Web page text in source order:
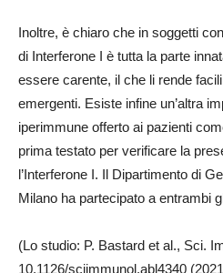
Inoltre, è chiaro che in soggetti
di Interferone I è tutta la parte
essere carente, il che li rende
emergenti. Esiste infine un’altra
iperimmune offerto ai pazienti
prima testato per verificare la
l’Interferone I. Il Dipartimento di
Milano ha partecipato a entrambi
(Lo studio: P. Bastard et al., Sci.
10.1126/sciimmunol.abl4340